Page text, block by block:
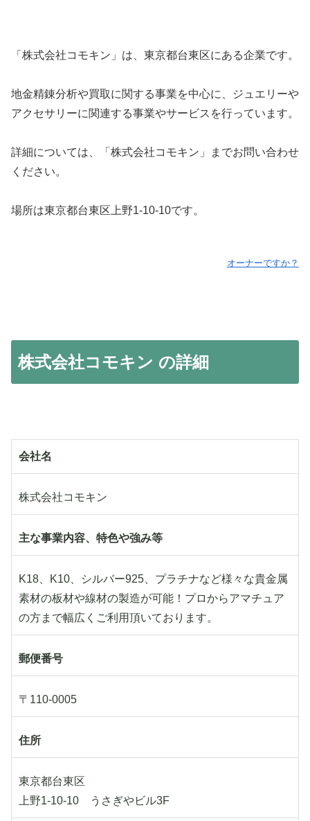
「株式会社コモキン」は、東京都台東区にある企業です。
地金精錬分析や買取に関する事業を中心に、ジュエリーや
アクセサリーに関連する事業やサービスを行っています。
詳細については、「株式会社コモキン」までお問い合わせ
ください。
場所は東京都台東区上野1-10-10です。
オーナーですか？
株式会社コモキン の詳細
会社名
株式会社コモキン
主な事業内容、特色や強み等
K18、K10、シルバー925、プラチナなど様々な貴金属
素材の板材や線材の製造が可能！プロからアマチュア
の方まで幅広くご利用頂いております。
郵便番号
〒110-0005
住所
東京都台東区
上野1-10-10 うさぎやビル3F